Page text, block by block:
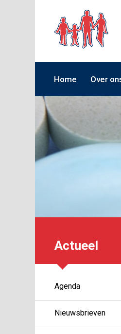
Home Over
Actueel
Agenda
Nieuwsbrieven